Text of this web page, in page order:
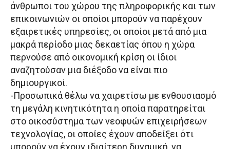
άνθρωποι του χώρου της πληροφορικής και των
επικοινωνιών οι οποίοι μπορούν να παρέχουν
εξαιρετικές υπηρεσίες, οι οποίοι μετά από μια
μακρά περίοδο μιας δεκαετίας όπου η χώρα
περνούσε από οικονομική κρίση οι ίδιοι
αναζητούσαν μια διέξοδο να είναι πιο
δημιουργικοί.
-Προσωπικά θέλω να χαιρετίσω με ενθουσιασμό
τη μεγάλη κινητικότητα η οποία παρατηρείται
στο οικοσύστημα των νεοφυών επιχειρήσεων
τεχνολογίας, οι οποίες έχουν αποδείξει ότι